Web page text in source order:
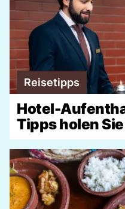
Reisetipps
Hotel-
Tipps holen